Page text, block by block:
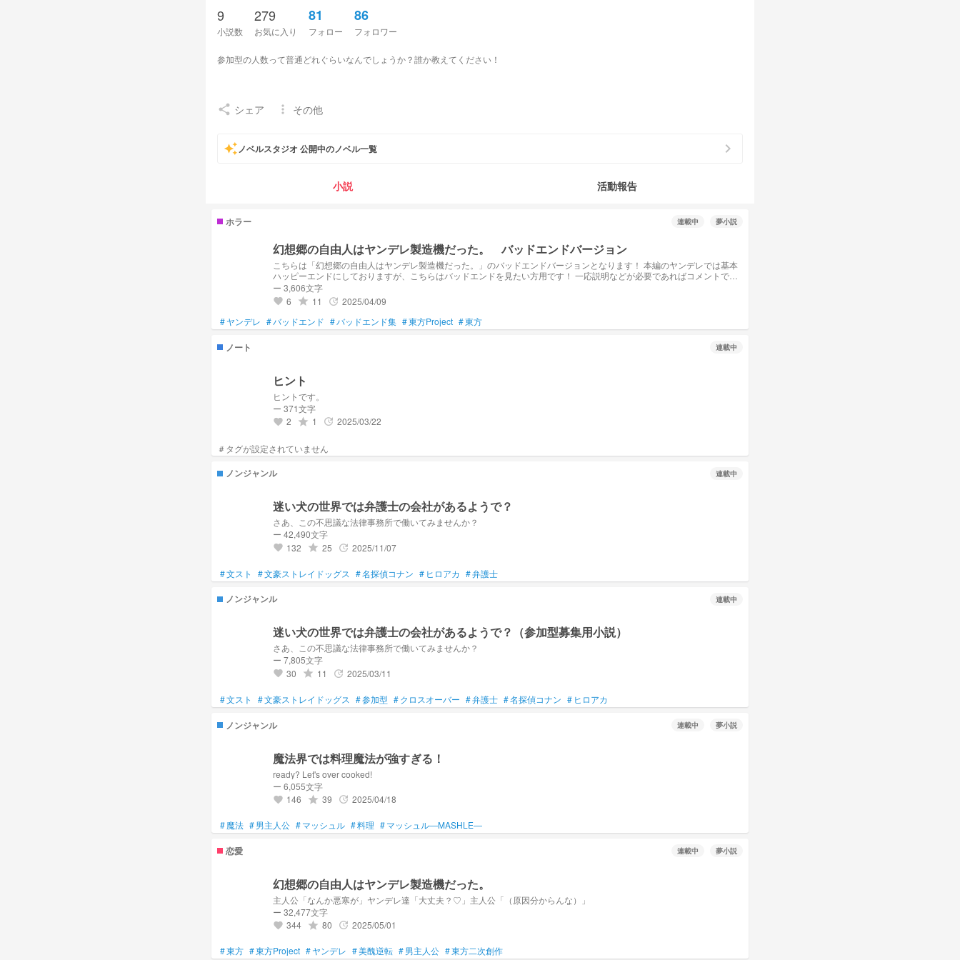
9
小説数
279
お気に入り
81
フォロー
86
フォロワー
参加型の人数って普通どれぐらいなんでしょうか？誰か教えてください！
share シェア more_vert その他
auto_awesomeノベルスタジオ 公開中のノベル一覧 chevron_right
小説 活動報告
ホラー 連載中 夢小説
幻想郷の自由人はヤンデレ製造機だった。 バッドエンドバージョン
こちらは「幻想郷の自由人はヤンデレ製造機だった。」のバッドエンドバージョンとなります！ 本編のヤンデレでは基本
ハッピーエンドにしておりますが、こちらはバッドエンドを見たい方用です！ 一応説明などが必要であればコメントで教
えてください！
ー 3,606文字
favorite 6 grade 11 update 2025/04/09
#ヤンデレ #バッドエンド #バッドエンド集 #東方Project #東方
ノート 連載中
ヒント
ヒントです。
ー 371文字
favorite 2 grade 1 update 2025/03/22
ノンジャンル 連載中
迷い犬の世界では弁護士の会社があるようで？
さあ、この不思議な法律事務所で働いてみませんか？
ー 42,490文字
favorite 132 grade 25 update 2025/11/07
#文スト #文豪ストレイドッグス #名探偵コナン # ヒロアカ #弁護士
ノンジャンル 連載中
迷い犬の世界では弁護士の会社があるようで？（参加型募集用小説）
さあ、この不思議な法律事務所で働いてみませんか？
ー 7,805文字
favorite 30 grade 11 update 2025/03/11
#文スト #文豪ストレイドッグス #参加型 #クロスオーバー #弁護士 #名探偵コナン # ヒロアカ
ノンジャンル 連載中 夢小説
魔法界では料理魔法が強すぎる！
ready? Let's over cooked!
ー 6,055文字
favorite 146 grade 39 update 2025/04/18
#魔法 #男主人公 #マッシュル #料理 #マッシュル―MASHLE―
恋愛 連載中 夢小説
幻想郷の自由人はヤンデレ製造機だった。
主人公「なんか悪寒が」ヤンデレ達「大丈夫？♡」主人公「（原因分からんな）」
ー 32,477文字
favorite 344 grade 80 update 2025/05/01
#東方 #東方Project #ヤンデレ #美醜逆転 #男主人公 #東方二次創作